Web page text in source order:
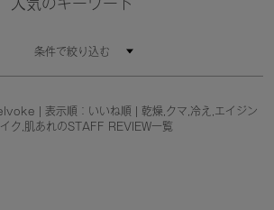
人気のキーワード
条件で絞り込む
| 表示順：いいね順 | 乾燥,クマ,冷え,エイジン
ク,肌あれのSTAFF REVIEW一覧